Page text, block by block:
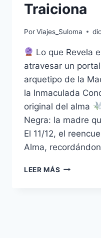
Traiciona
PorViajes_Suloma
Lo que Revela
atravesar un
arquetipo de la
la Inmaculada
original del alma
Negra: la madre
El 11/12, el
Alma,
LEER MÁS